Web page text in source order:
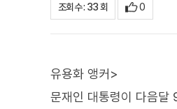
조회수 : 33 회 0
유용화 앵커>
문재인 대통령이 다음달